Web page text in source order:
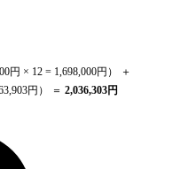
円 × 12 = 1,698,000円） ＋
円） ＝ 2,036,303円